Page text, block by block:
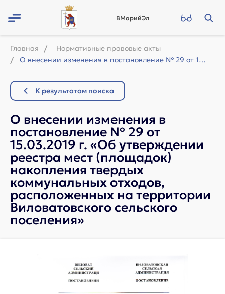
ВМарийЭл
Главная
Нормативные правовые акты
О внесении изменения в постановление № 29 от 15.03.2019 г. «Об утверждении реес...
К результатам поиска
О внесении изменения в
постановление № 29 от
15.03.2019 г. «Об утверждении
реестра мест (площадок)
накопления твердых
коммунальных отходов,
расположенных на территории
Виловатовского сельского
поселения»